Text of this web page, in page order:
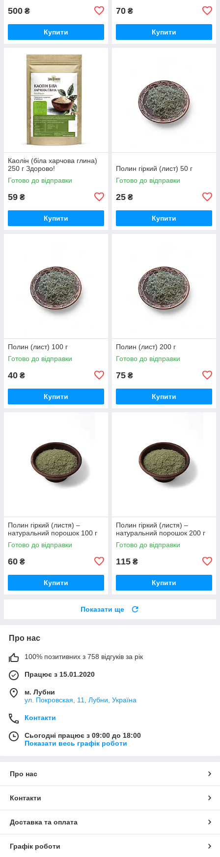
500 ₴
Купити
70 ₴
Купити
Каолін (біла харчова глина)
250 г Здорово!
Готово до відправки
59 ₴
Купити
Полин гіркий (лист) 50 г
Готово до відправки
25 ₴
Купити
Полин (лист) 100 г
Готово до відправки
40 ₴
Купити
Полин (лист) 200 г
Готово до відправки
75 ₴
Купити
Полин гіркий (листя) –
натуральний порошок 100 г
Готово до відправки
60 ₴
Купити
Полин гіркий (листя) –
натуральний порошок 200 г
Готово до відправки
115 ₴
Купити
Показати ще
Про нас
100% позитивних з 758 відгуків за рік
Працює з 15.01.2020
м. Лубни
ул. Покровская, 11, Лубни, Україна
Контакти
Сьогодні працює з 09:00 до 18:00
Показати весь графік роботи
Про нас
Контакти
Доставка та оплата
Графік роботи